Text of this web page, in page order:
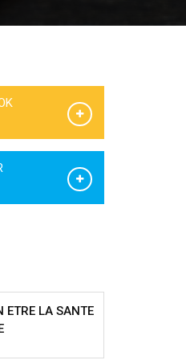
ETRE LA SANTE